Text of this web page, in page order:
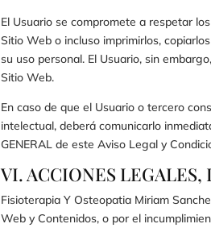
El Usuario se compromete a respetar
Sitio Web o incluso imprimirlos,
su uso personal. El Usuario, sin
Sitio Web.
En caso de que el Usuario o tercero
intelectual, deberá comunicarlo
GENERAL de este Aviso Legal y
VI. ACCIONES
Fisioterapia Y Osteopatia Miriam
Web y Contenidos, o por el